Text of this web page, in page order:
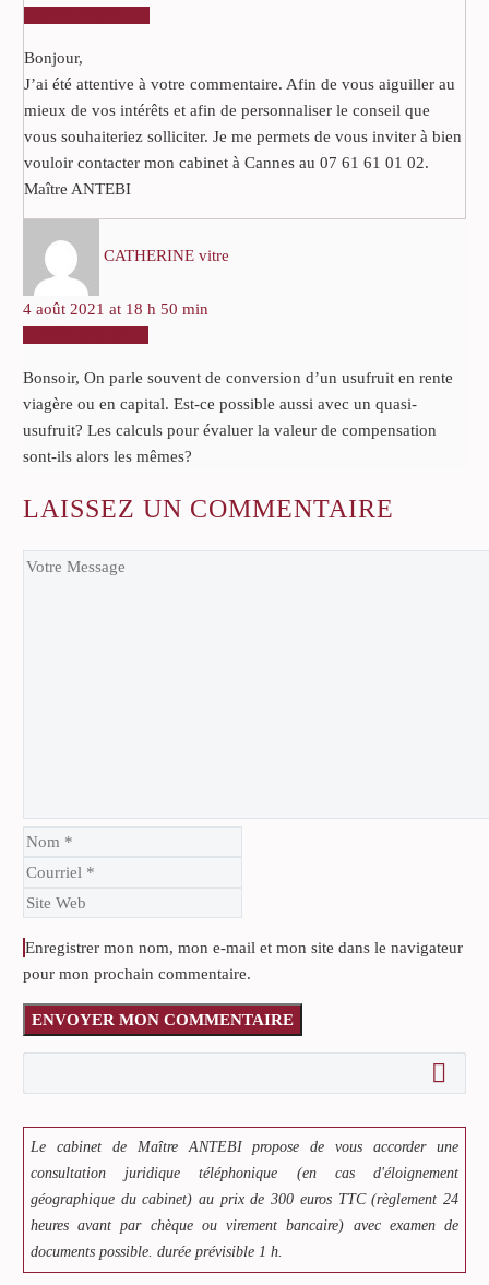
Bonjour,
J’ai été attentive à votre commentaire. Afin de vous aiguiller au
mieux de vos intérêts et afin de personnaliser le conseil que
vous souhaiteriez solliciter. Je me permets de vous inviter à bien
vouloir contacter mon cabinet à Cannes au 07 61 61 01 02.
Maître ANTEBI
CATHERINE vitre
4 août 2021 at 18 h 50 min
Bonsoir, On parle souvent de conversion d’un usufruit en rente
viagère ou en capital. Est-ce possible aussi avec un quasi-
usufruit? Les calculs pour évaluer la valeur de compensation
sont-ils alors les mêmes?
LAISSEZ UN COMMENTAIRE
Enregistrer mon nom, mon e-mail et mon site dans le navigateur
pour mon prochain commentaire.
ENVOYER MON COMMENTAIRE
Le cabinet de Maître ANTEBI propose de vous accorder une
consultation juridique téléphonique (en cas d'éloignement
géographique du cabinet) au prix de 300 euros TTC (règlement 24
heures avant par chèque ou virement bancaire) avec examen de
documents possible. durée prévisible 1 h.